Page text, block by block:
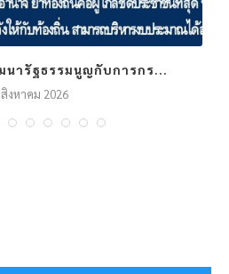
นารัฐธรรมนูญกับการกร...
งหาคม 2026